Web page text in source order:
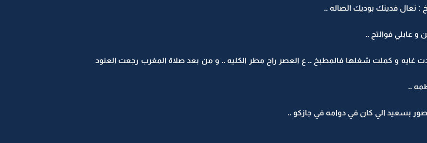
: تعال فديتك بوديك الصاله ..
و عابلي فوالتج ..
غايه و كملت شغلها فالمطبخ .. ع العصر راح مطر الكليه .. و من بعد صلاة المغرب رجعت العنود
..